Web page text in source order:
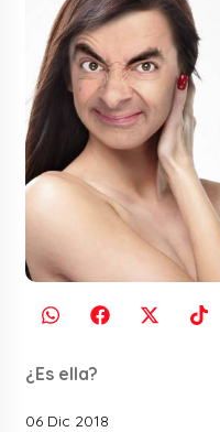
¿Es ella?
06 Dic 2018